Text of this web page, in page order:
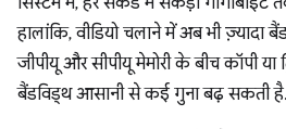
हालांकि, वीडियो चलाने में अब भी ज़्यादा
जीपीयू और सीपीयू मेमोरी के बीच कॉपी
बैंडविड्थ आसानी से कई गुना बढ़ सकती है.